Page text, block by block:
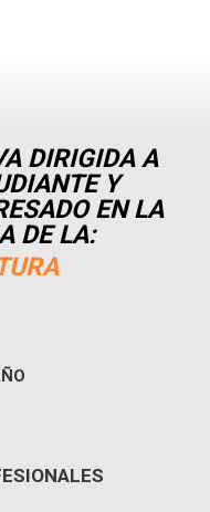
DIRIGIDA A
Y
EN LA
DE LA: